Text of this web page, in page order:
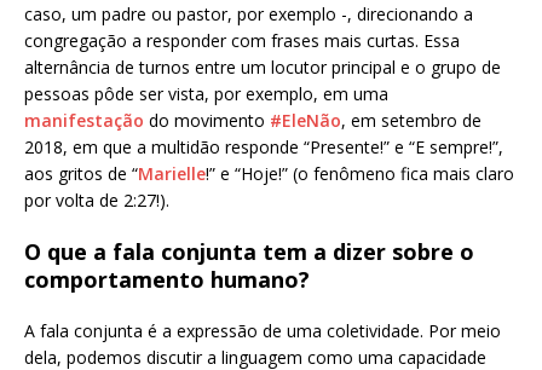
caso, um padre ou pastor, por exemplo -, direcionando a
congregação a responder com frases mais curtas. Essa
alternância de turnos entre um locutor principal e o grupo de
pessoas pôde ser vista, por exemplo, em uma
manifestação do movimento #EleNão, em setembro de
2018, em que a multidão responde “Presente!” e “E sempre!”,
aos gritos de “Marielle!” e “Hoje!” (o fenômeno fica mais claro
por volta de 2:27!).
O que a fala conjunta tem a dizer sobre o
comportamento humano?
A fala conjunta é a expressão de uma coletividade. Por meio
dela, podemos discutir a linguagem como uma capacidade